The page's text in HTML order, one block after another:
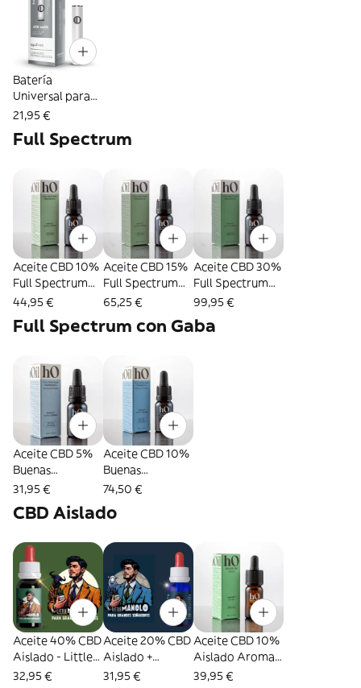
Batería
Universal para
Cartuchos -
21,95 €
Full Spectrum
Aceite CBD 10%
Full Spectrum
Hakuna Oil 10ml
44,95 €
Aceite CBD 15%
Full Spectrum
Hakuna Oil 10ml
65,25 €
Aceite CBD 30%
Full Spectrum
Hakuna Oil 10ml
99,95 €
Full Spectrum con Gaba
Aceite CBD 5%
Buenas
NocheZzz con
Gaba Hakuna Oil
10ml
31,95 €
Aceite CBD 10%
Buenas
NocheZzz con
10ml
74,50 €
CBD Aislado
Aceite 40% CBD
Aislado - Little
Manolo
32,95 €
Aceite 20% CBD
Aislado +
melatonina -
31,95 €
Aceite CBD 10%
Aislado Aroma a
Menta Hakuna
39,95 €